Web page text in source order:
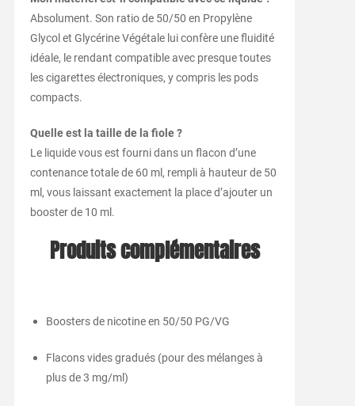
Absolument. Son ratio de 50/50 en Propylène
Glycol et Glycérine Végétale lui confère une fluidité
idéale, le rendant compatible avec presque toutes
les cigarettes électroniques, y compris les pods
compacts.
Quelle est la taille de la fiole ?
Le liquide vous est fourni dans un flacon d’une
contenance totale de 60 ml, rempli à hauteur de 50
ml, vous laissant exactement la place d’ajouter un
booster de 10 ml.
Produits complémentaires
Boosters de nicotine en 50/50 PG/VG
Flacons vides gradués (pour des mélanges à
plus de 3 mg/ml)